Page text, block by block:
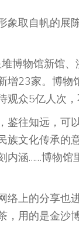
取自帆的展
物馆新馆、
增23家。博
众5亿人次，
往知远，可
族文化传承的
内涵……博物
上的分享也
，用的是金沙